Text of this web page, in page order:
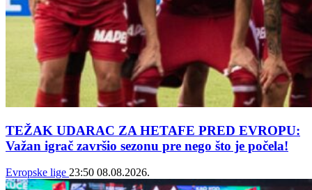
TEŽAK UDARAC ZA HETAFE PRED EVROPU:
Važan igrač završio sezonu pre nego što je počela!
Evropske lige 23:50 08.08.2026.